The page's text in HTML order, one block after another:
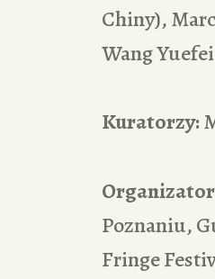
Chiny),
Wang
Kuratorzy:
Poznaniu,
Fringe